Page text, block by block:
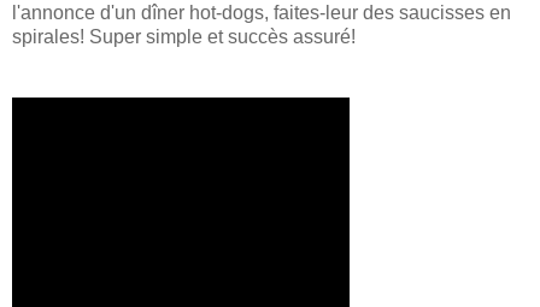
l'annonce d'un dîner hot-dogs, faites-leur des saucisses en
spirales! Super simple et succès assuré!